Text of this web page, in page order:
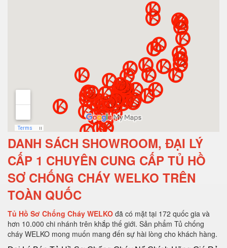
DANH SÁCH SHOWROOM, ĐẠI LÝ
CẤP 1 CHUYÊN CUNG CẤP TỦ HỒ
SƠ CHỐNG CHÁY WELKO TRÊN
TOÀN QUỐC
Tủ Hồ Sơ Chống Cháy WELKO đã có mặt tại 172 quốc gia và
hơn 10.000 chi nhánh trên khắp thế giới. Sản phẩm Tủ chống
cháy WELKO mong muốn mang đến sự hài lòng cho khách hàng.